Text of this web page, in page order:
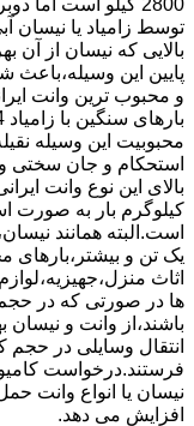
توسط زامیاد یا
بالایی که نیسان از آن
پایین این وسیله،باعث
و محبوب ترین وانت
محبوبیت این وسیله
استحکام و جان سختی
کیلوگرم بار به صورت
است.البته همانند
یک تن و بیشتر،بارهای
اثاث
ها در صورتی که در حجم
باشند،از وانت و
انتقال وسایلی در حجم
فرستند.درخواست
نیسان یا انواع وانت
افزایش می دهد.